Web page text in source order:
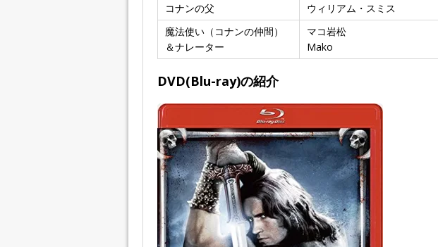
コナンの父 ウィリアム・スミス
魔法使い（コナンの仲間）
＆ナレーター
マコ岩松
Mako
DVD(Blu-ray)の紹介